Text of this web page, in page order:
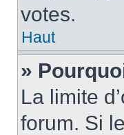
votes.
Haut
»
La limite
forum. Si